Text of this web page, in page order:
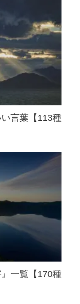
言葉【113種
一覧【170種